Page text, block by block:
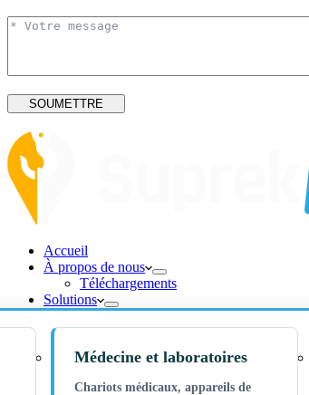
SOUMETTRE
Accueil
À propos de nous
Téléchargements
Solutions
Médecine et laboratoires
Chariots médicaux, appareils de